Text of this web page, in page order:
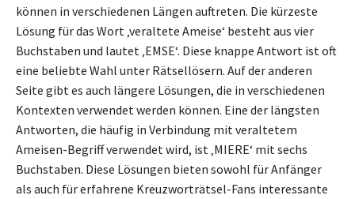
können in verschiedenen Längen auftreten. Die kürzeste
Lösung für das Wort ‚veraltete Ameise‘ besteht aus vier
Buchstaben und lautet ‚EMSE‘. Diese knappe Antwort ist oft
eine beliebte Wahl unter Rätsellösern. Auf der anderen
Seite gibt es auch längere Lösungen, die in verschiedenen
Kontexten verwendet werden können. Eine der längsten
Antworten, die häufig in Verbindung mit veraltetem
Ameisen-Begriff verwendet wird, ist ‚MIERE‘ mit sechs
Buchstaben. Diese Lösungen bieten sowohl für Anfänger
als auch für erfahrene Kreuzworträtsel-Fans interessante